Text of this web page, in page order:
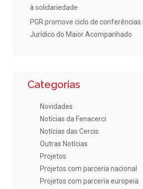
à solidariedade
PGR promove ciclo de
Jurídico do Maior Acompanhado
Categorias
Novidades
Notícias da Fenacerci
Notícias das Cercis
Outras Notícias
Projetos
Projetos com parceria nacional
Projetos com parceria europeia